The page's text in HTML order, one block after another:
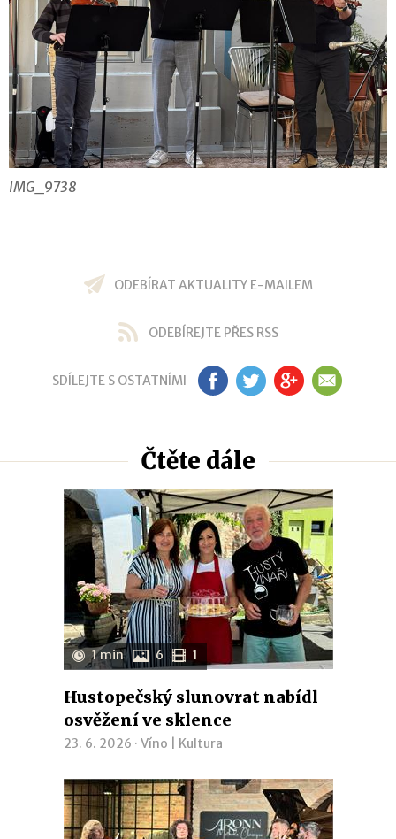
IMG_9738
ODEBÍRAT AKTUALITY E-MAILEM
ODEBÍREJTE PŘES RSS
SDÍLEJTE S OSTATNÍMI FB TW GP EM
Čtěte dále
1 min 6 1
Hustopečský slunovrat nabídl
osvěžení ve sklence
23. 6. 2026 · Víno Kultura